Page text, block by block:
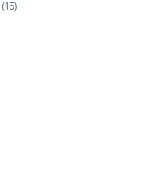
(15)